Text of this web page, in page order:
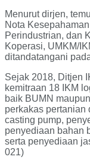
Menurut dirjen,
Nota
Perindustrian, dan
Koperasi, UMKM/
ditandatangani
Sejak 2018, Ditjen
kemitraan 18 IKM
baik BUMN
perkakas pertanian
casting pump,
penyediaan bahan
serta penyediaan
021)